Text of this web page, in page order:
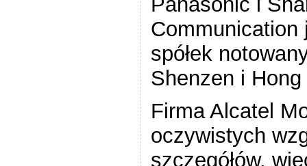
Communication
spółek
Shenzen i
Firma Alcatel
oczywistych
szczegółów,